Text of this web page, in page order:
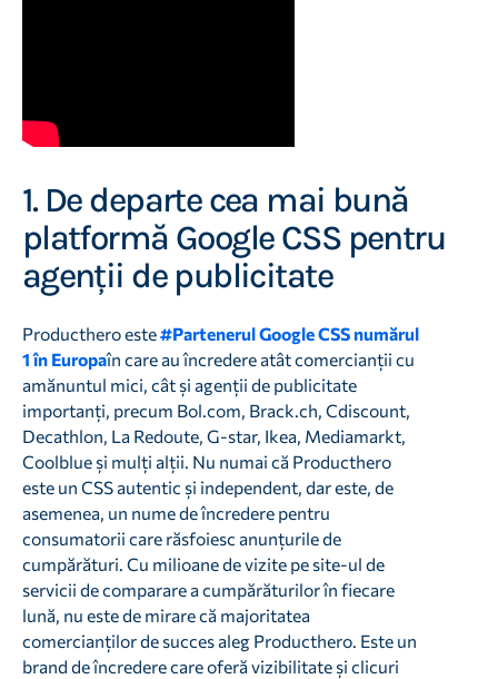
1. De departe cea mai bună
platformă Google CSS pentru
agenții de publicitate
Producthero este#Partenerul Google CSS numărul
1 în Europaîn care au încredere atât comercianții cu
amănuntul mici, cât și agenții de publicitate
importanți, precum Bol.com, Brack.ch, Cdiscount,
Decathlon, La Redoute, G-star, Ikea, Mediamarkt,
Coolblue și mulți alții. Nu numai că Producthero
este un CSS autentic și independent, dar este, de
asemenea, un nume de încredere pentru
consumatorii care răsfoiesc anunțurile de
cumpărături. Cu milioane de vizite pe site-ul de
servicii de comparare a cumpărăturilor în fiecare
lună, nu este de mirare că majoritatea
comercianților de succes aleg Producthero. Este un
brand de încredere care oferă vizibilitate și clicuri